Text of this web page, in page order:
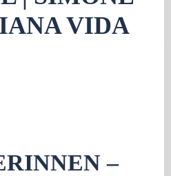
VIDA
–